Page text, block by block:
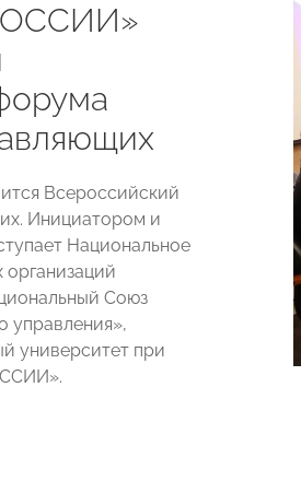
Всероссийский
Инициатором и
Национальное
Союз
управления»,
университет при